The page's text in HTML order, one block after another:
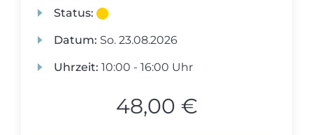
Status:
Datum: So. 23.08.2026
Uhrzeit: 10:00 - 16:00 Uhr
48,00 €